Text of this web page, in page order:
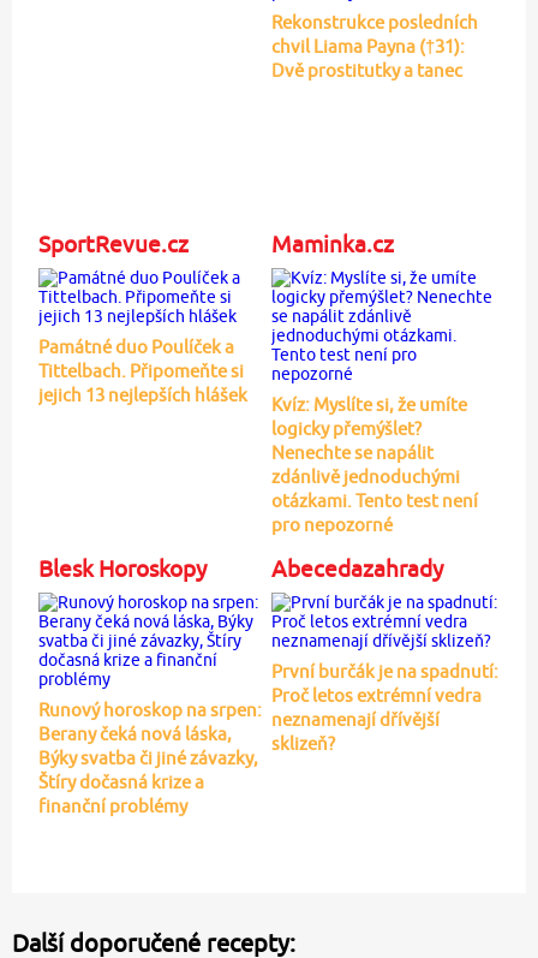
Rekonstrukce posledních
chvil Liama Payna (†31):
Dvě prostitutky a tanec
SportRevue.cz
Památné duo Poulíček a
Tittelbach. Připomeňte si
jejich 13 nejlepších hlášek
Maminka.cz
Kvíz: Myslíte si, že umíte
logicky přemýšlet?
Nenechte se napálit
zdánlivě jednoduchými
otázkami. Tento test není
pro nepozorné
Blesk Horoskopy
Runový horoskop na srpen:
Berany čeká nová láska,
Býky svatba či jiné závazky,
Štíry dočasná krize a
finanční problémy
Abecedazahrady
První burčák je na spadnutí:
Proč letos extrémní vedra
neznamenají dřívější
sklizeň?
Další doporučené recepty: